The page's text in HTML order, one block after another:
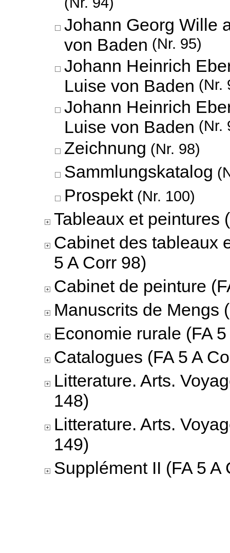
Johann Georg Wille
von Baden (Nr. 95)
Johann Heinrich
Luise von Baden (Nr.
Johann Heinrich
Luise von Baden (Nr.
Zeichnung (Nr. 98)
Sammlungskatalog
Prospekt(Nr. 100)
Tableaux et peintures
Cabinet des tableaux
5 A Corr 98)
Cabinet de peinture
Manuscrits de Mengs
Economie rurale (FA
Catalogues (FA 5 A
Litterature. Arts.
148)
Litterature. Arts.
149)
Supplément II (FA 5 A